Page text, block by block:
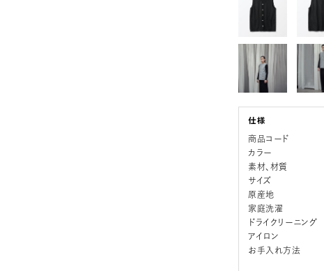
商品コード
カラー
素材、材質
サイズ
原産地
家庭洗濯
ドライクリーニング
アイロン
お手入れ方法